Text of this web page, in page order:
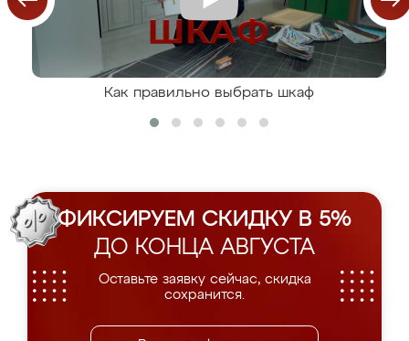
Как правильно выбрать шкаф
ФИКСИРУЕМ СКИДКУ В 5%
ДО КОНЦА АВГУСТА
Оставьте заявку сейчас, скидка
сохранится.